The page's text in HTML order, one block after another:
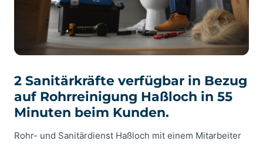
2 Sanitärkräfte verfügbar in Bezug
auf Rohrreinigung Haßloch in 55
Minuten beim Kunden.
Rohr- und Sanitärdienst Haßloch mit einem Mitarbeiter